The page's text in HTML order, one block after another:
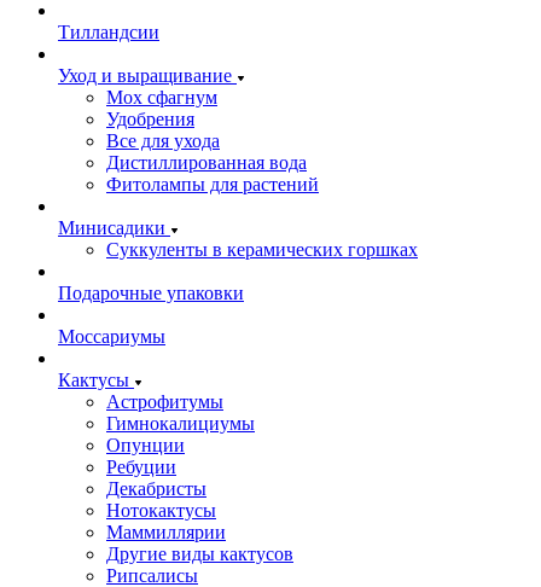
Тилландсии
Уход и выращивание
Мох сфагнум
Удобрения
Все для ухода
Дистиллированная вода
Фитолампы для растений
Минисадики
Суккуленты в керамических горшках
Подарочные упаковки
Моссариумы
Кактусы
Астрофитумы
Гимнокалициумы
Опунции
Ребуции
Декабристы
Нотокактусы
Маммиллярии
Другие виды кактусов
Рипсалисы